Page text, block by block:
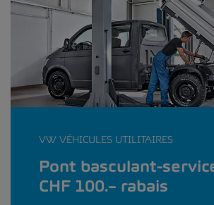
VW VÉHICULES UTILITAIRES
Pont basculant-
CHF 100.– rabais